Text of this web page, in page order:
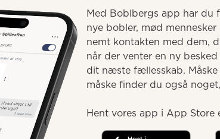
Med Boblbergs app har du
nye bobler, mød
nemt kontakten med dem,
når der venter en ny
dit næste fællesskab. Måske
måske finder du også
Hent vores app i App Store